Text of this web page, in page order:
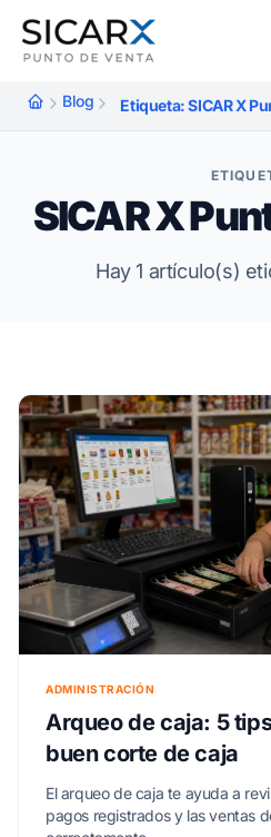
Blog Etiqueta: SICAR X
SICAR X
Hay 1 artículo(s)
ADMINISTRACIÓN
Arqueo de caja: 5
buen corte de caja
El arqueo de caja te ayuda a
pagos registrados y las ventas